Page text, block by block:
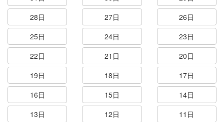
28日
27日
26日
25日
24日
23日
22日
21日
20日
19日
18日
17日
16日
15日
14日
13日
12日
11日